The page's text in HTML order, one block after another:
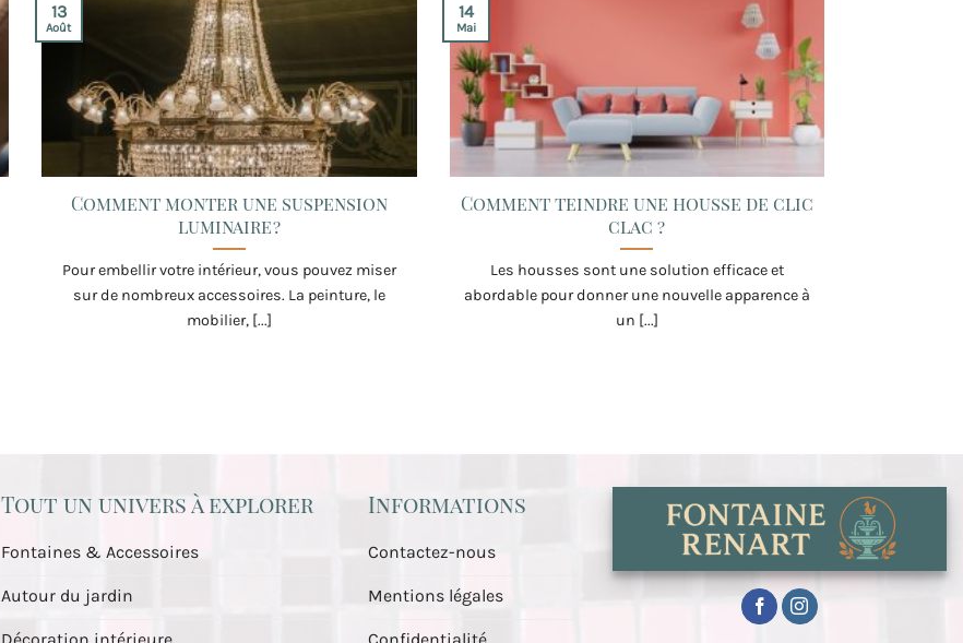
Comment monter une suspension
luminaire ?
Pour embellir votre intérieur, vous pouvez miser
sur de nombreux accessoires. La peinture, le
mobilier, [...]
13
Août
Comment teindre une housse de clic
clac ?
Les housses sont une solution efficace et
abordable pour donner une nouvelle apparence à
un [...]
14
Mai
Tout un univers à explorer
Fontaines & Accessoires
Autour du jardin
Informations
Contactez-nous
Mentions légales